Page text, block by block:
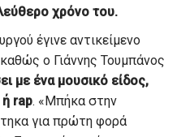
χρόνο του.
έγινε αντικείμενο
ο Γιάννης Τουμπάνος
με ένα μουσικό είδος,
rap. «Μπήκα στην
για πρώτη φορά